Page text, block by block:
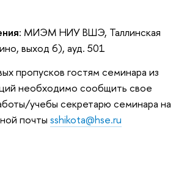
: МИЭМ НИУ ВШЭ, Таллинская
выход 6), ауд. 501
пропусков гостям семинара из
необходимо сообщить свое
учебы секретарю семинара на
почты sshikota@hse.ru